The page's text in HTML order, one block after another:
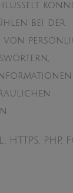
bei der
von
HTTPS, PHP,